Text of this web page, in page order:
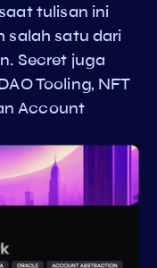
tulisan ini
salah satu dari
Secret juga
Tooling, NFT
Account